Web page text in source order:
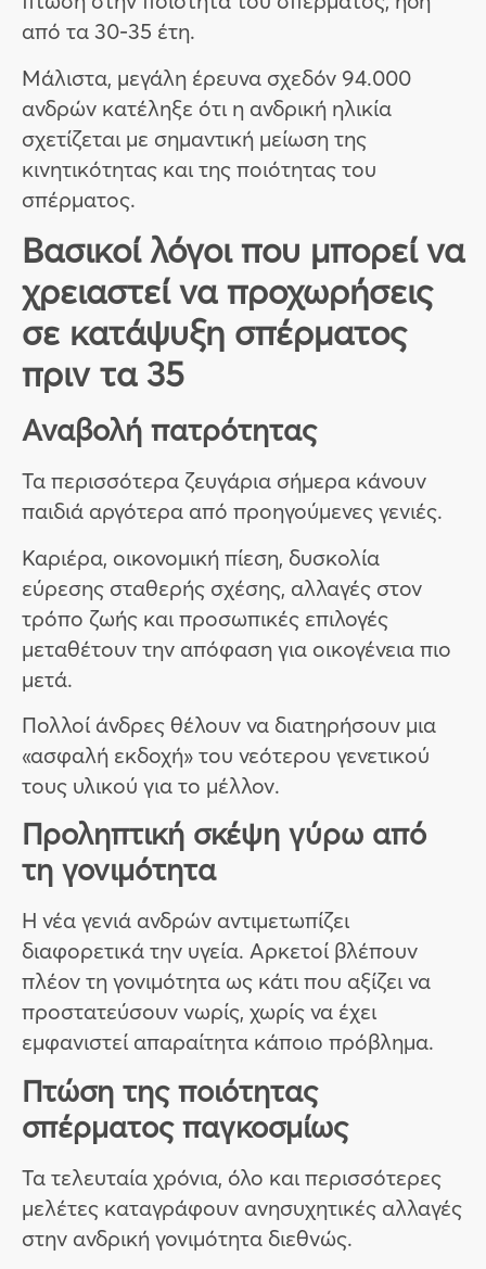
από τα 30-35 έτη.
Μάλιστα, μεγάλη έρευνα σχεδόν 94.000
ανδρών κατέληξε ότι η ανδρική ηλικία
σχετίζεται με σημαντική μείωση της
κινητικότητας και της ποιότητας του
σπέρματος.
Βασικοί λόγοι που μπορεί να
χρειαστεί να προχωρήσεις
σε κατάψυξη σπέρματος
πριν τα 35
Αναβολή πατρότητας
Τα περισσότερα ζευγάρια σήμερα κάνουν
παιδιά αργότερα από προηγούμενες γενιές.
Καριέρα, οικονομική πίεση, δυσκολία
εύρεσης σταθερής σχέσης, αλλαγές στον
τρόπο ζωής και προσωπικές επιλογές
μεταθέτουν την απόφαση για οικογένεια πιο
μετά.
Πολλοί άνδρες θέλουν να διατηρήσουν μια
«ασφαλή εκδοχή» του νεότερου γενετικού
τους υλικού για το μέλλον.
Προληπτική σκέψη γύρω από
τη γονιμότητα
Η νέα γενιά ανδρών αντιμετωπίζει
διαφορετικά την υγεία. Αρκετοί βλέπουν
πλέον τη γονιμότητα ως κάτι που αξίζει να
προστατεύσουν νωρίς, χωρίς να έχει
εμφανιστεί απαραίτητα κάποιο πρόβλημα.
Πτώση της ποιότητας
σπέρματος παγκοσμίως
Τα τελευταία χρόνια, όλο και περισσότερες
μελέτες καταγράφουν ανησυχητικές αλλαγές
στην ανδρική γονιμότητα διεθνώς.